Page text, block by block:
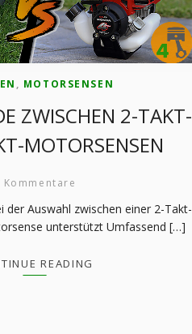
, MOTORSENSEN
ZWISCHEN 2-TAKT-
MOTORSENSEN
Kommentare
der Auswahl zwischen einer 2-Takt-
unterstützt Umfassend […]
READING